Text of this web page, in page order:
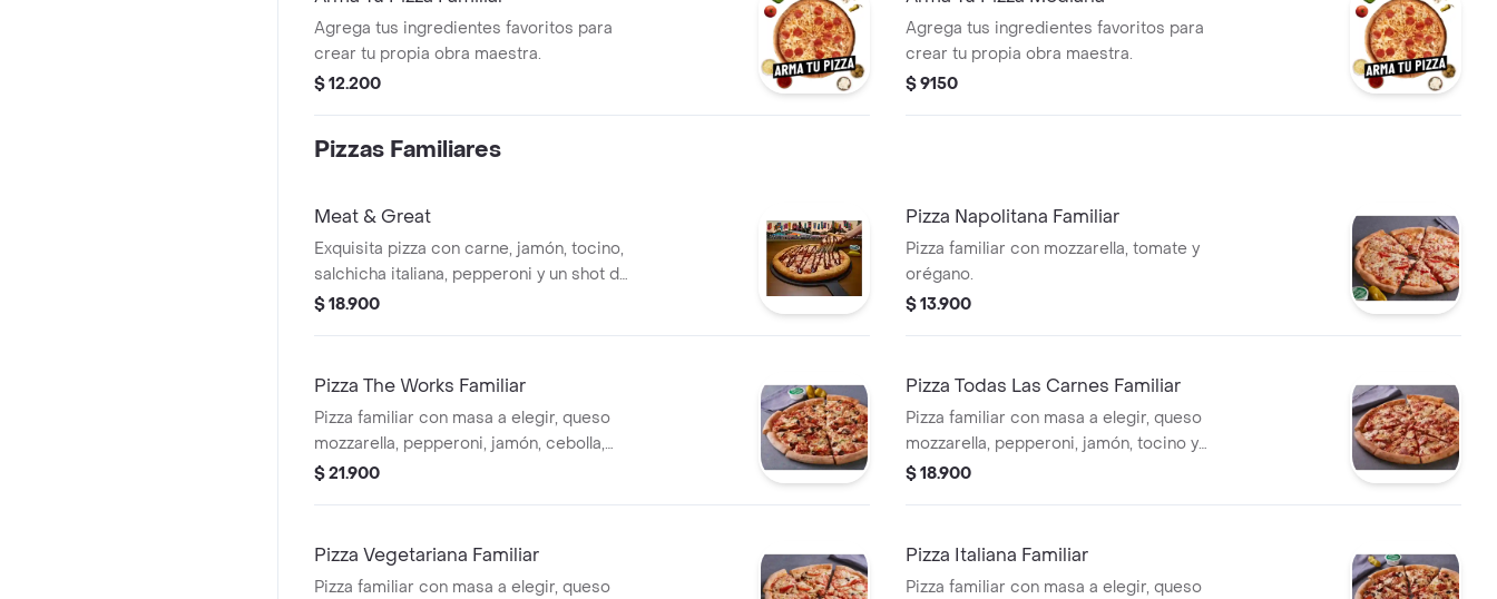
Agrega tus ingredientes favoritos para
crear tu propia obra maestra.
$ 12.200
Agrega tus ingredientes favoritos para
crear tu propia obra maestra.
$ 9150
Pizzas Familiares
Meat & Great
Exquisita pizza con carne, jamón, tocino,
salchicha italiana, pepperoni y un shot de
salsa bbq.
$ 18.900
Pizza Napolitana Familiar
Pizza familiar con mozzarella, tomate y
orégano.
$ 13.900
Pizza The Works Familiar
Pizza familiar con masa a elegir, queso
mozzarella, pepperoni, jamón, cebolla,
pimiento verde, aceitunas negras,
$ 21.900
Pizza Todas Las Carnes Familiar
Pizza familiar con masa a elegir, queso
mozzarella, pepperoni, jamón, tocino y
salchicha italiana.
$ 18.900
Pizza Vegetariana Familiar
Pizza familiar con masa a elegir, queso
Pizza Italiana Familiar
Pizza familiar con masa a elegir, queso